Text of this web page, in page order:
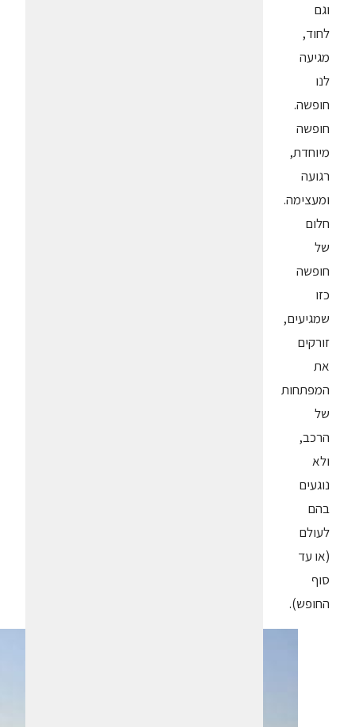
וגם
לחוד,
מגיעה
לנו
חופשה.
חופשה
מיוחדת,
רגועה
ומעצימה.
חלום
של
חופשה
כזו
שמגיעים,
זורקים
את
המפתחות
של
הרכב,
ולא
נוגעים
בהם
לעולם
(או עד
סוף
החופש).